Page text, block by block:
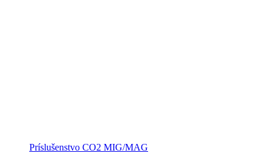
Príslušenstvo CO2 MIG/MAG